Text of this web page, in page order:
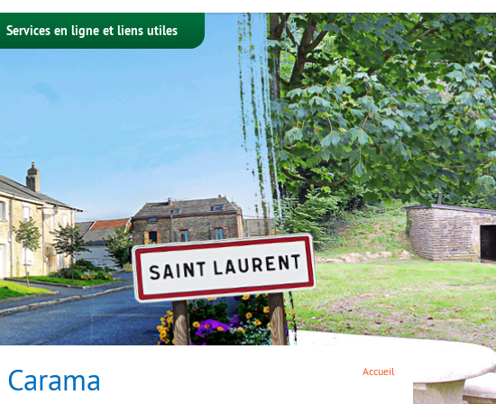
Services en ligne et liens utiles
Accueil